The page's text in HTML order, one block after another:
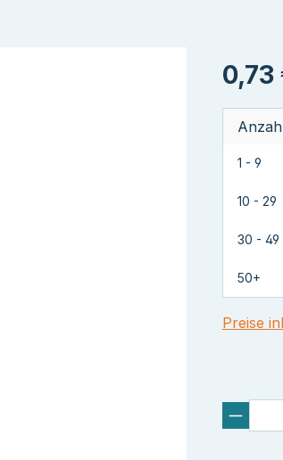
1 - 9
10 - 29
30 - 49
50+
Preise